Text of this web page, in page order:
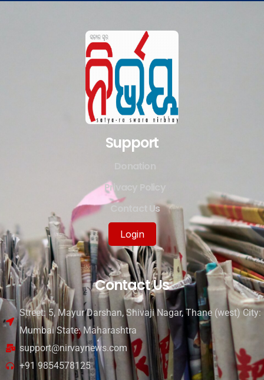
Support
Privacy Policy
Contact Us
Login
Contact Us
Street: 5, Mayur Darshan, Shivaji Nagar, Thane (west) City:
Mumbai State: Maharashtra
support@nirvaynews.com
+91 9854578125